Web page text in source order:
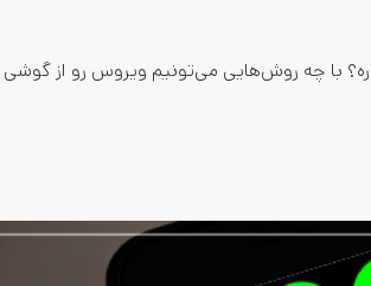
با چه روش‌هایی می‌تونیم ویروس رو از گوشی